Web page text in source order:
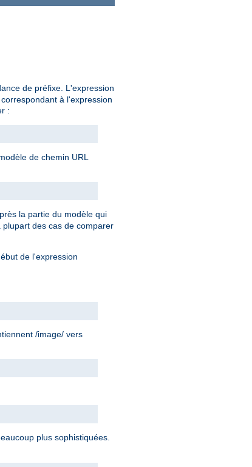
de préfixe. L'expression
à l'expression
:
de chemin URL
la partie du modèle qui
des cas de comparer
de l'expression
/image/ vers
plus sophistiquées.